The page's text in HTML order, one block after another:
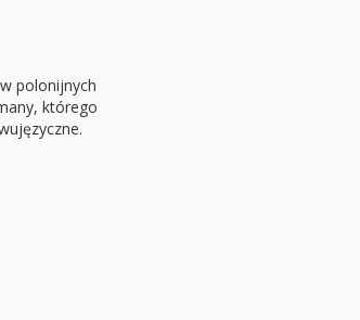
polonijnych
którego